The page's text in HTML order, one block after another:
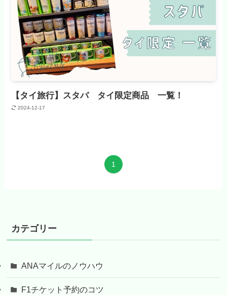
【タイ旅行】スタバ タイ限定商品 一覧！
2024-12-17
1
カテゴリー
ANAマイルのノウハウ
F1チケット予約のコツ